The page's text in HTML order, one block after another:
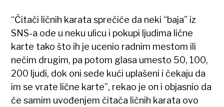
“Čitači ličnih karata sprečiće da neki “baja” iz
SNS-a ode u neku ulicu i pokupi ljudima lične
karte tako što ih je ucenio radnim mestom ili
nečim drugim, pa potom glasa umesto 50, 100,
200 ljudi, dok oni sede kući uplašeni i čekaju da
im se vrate lične karte”, rekao je on i objasnio da
će samim uvođenjem čitača ličnih karata ovo